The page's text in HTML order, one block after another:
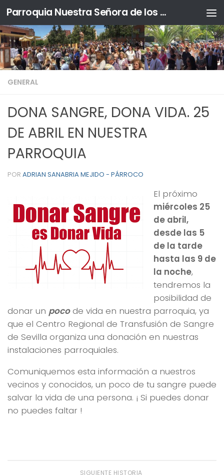
Saltar al contenido Parroquia Nuestra Señora de los Ángeles y Sta. Ángela de la Cruz
GENERAL
DONA SANGRE, DONA VIDA. 25
DE ABRIL EN NUESTRA
PARROQUIA
POR ADRIAN SANABRIA MEJIDO - PÁRROCO
El próximo
miércoles 25
de abril,
desde las 5
de la tarde
hasta las 9 de
la noche,
tendremos la
posibilidad de
donar un pocode vida en nuestra parroquia, ya
que el Centro Regional de Transfusión de Sangre
de Sevilla organiza una donación en nuestras
instalaciones parroquiales.
Comuniquemos esta información a nuestros
vecinos y conocidos, un poco de tu sangre puede
salvar la vida de una persona. ¡ Si puedes donar
no puedes faltar !
SIGUIENTE HISTORIA